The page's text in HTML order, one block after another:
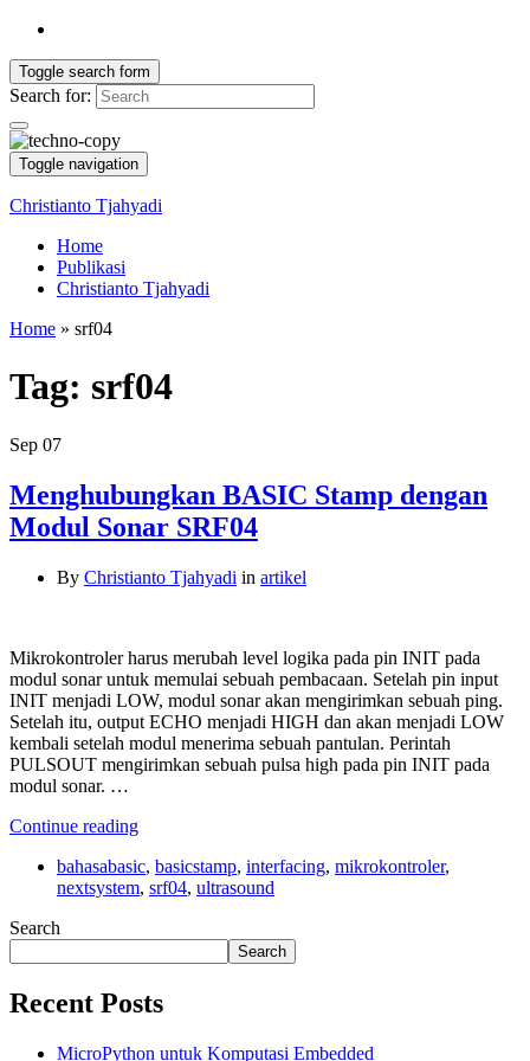
Toggle search form
Search for:
Toggle navigation
Christianto Tjahyadi
Home
Publikasi
Christianto Tjahyadi
Home » srf04
Tag: srf04
Sep 07
Menghubungkan BASIC Stamp dengan
Modul Sonar SRF04
By Christianto Tjahyadi in artikel
Mikrokontroler harus merubah level logika pada pin INIT pada
modul sonar untuk memulai sebuah pembacaan. Setelah pin input
INIT menjadi LOW, modul sonar akan mengirimkan sebuah ping.
Setelah itu, output ECHO menjadi HIGH dan akan menjadi LOW
kembali setelah modul menerima sebuah pantulan. Perintah
PULSOUT mengirimkan sebuah pulsa high pada pin INIT pada
modul sonar. …
Continue reading
bahasabasic, basicstamp, interfacing, mikrokontroler,
nextsystem, srf04, ultrasound
Search
Search
Recent Posts
MicroPython untuk Komputasi Embedded